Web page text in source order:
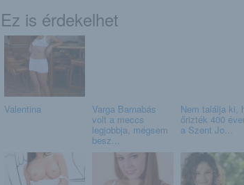
Ez is érdekelhet
Valentina Varga Barnabás
volt a meccs
legjobbja, mégsem
besz...
Nem találja ki,
őrizték 400
a Szent Jo...